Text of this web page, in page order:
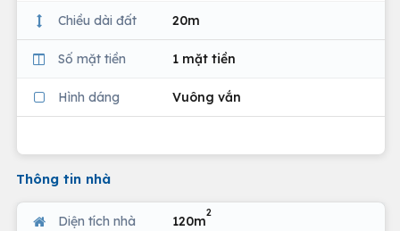
Chiều dài đất 20m
Số mặt tiền 1 mặt tiền
Hình dáng Vuông vắn
Thông tin nhà
Diện tích nhà 120m
2